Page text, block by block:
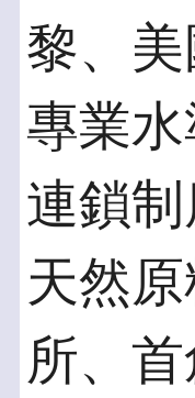
黎、
專業
連鎖
天然
所、